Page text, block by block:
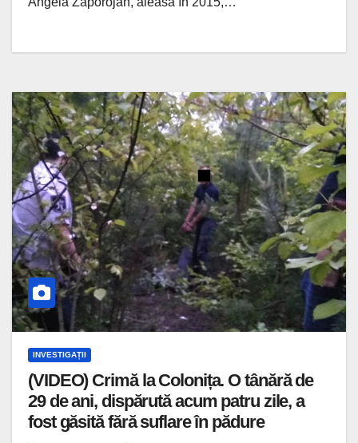
INVESTIGAȚII
(VIDEO) Crimă la Colonița. O tânără de
29 de ani, dispărută acum patru zile, a
fost găsită fără suflare în pădure